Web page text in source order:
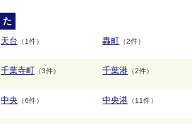
た
天台 （1件） 轟町 （2件）
千葉寺町 （3件） 千葉港 （2件）
中央 （6件） 中央港 （11件）